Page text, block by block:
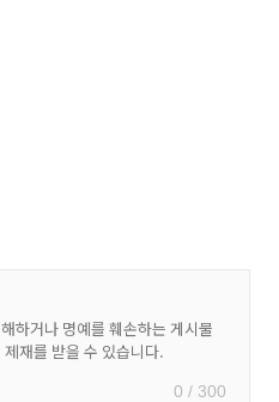
0 / 300